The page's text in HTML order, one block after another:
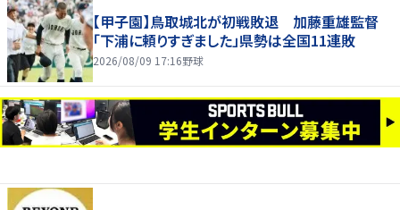
【甲子園】鳥取城北が初戦敗退 加藤重雄監督
「下浦に頼りすぎました」県勢は全国11連敗
2026/08/09 17:16野球